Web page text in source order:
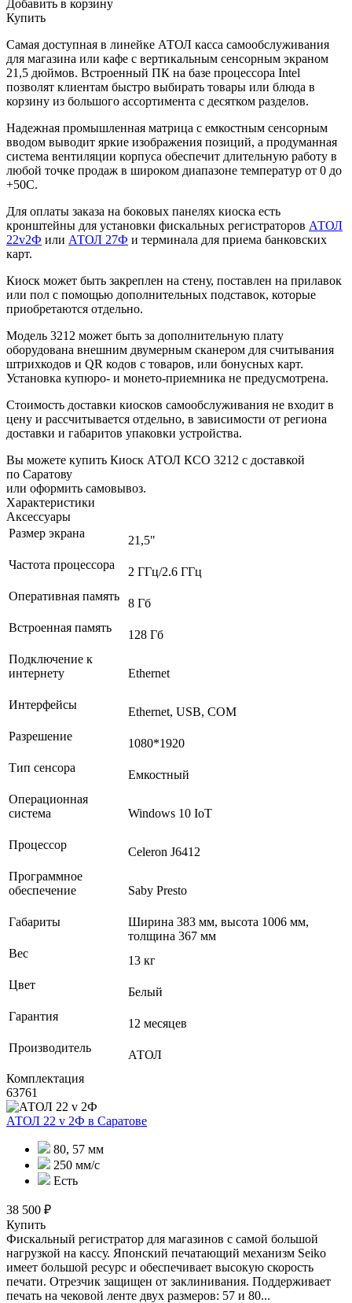
Добавить в корзину
Купить
Самая доступная в линейке АТОЛ касса самообслуживания
для магазина или кафе с вертикальным сенсорным экраном
21,5 дюймов. Встроенный ПК на базе процессора Intel
позволят клиентам быстро выбирать товары или блюда в
корзину из большого ассортимента с десятком разделов.
Надежная промышленная матрица с емкостным сенсорным
вводом выводит яркие изображения позиций, а продуманная
система вентиляции корпуса обеспечит длительную работу в
любой точке продаж в широком диапазоне температур от 0 до
+50С.
Для оплаты заказа на боковых панелях киоска есть
кронштейны для установки фискальных регистраторов АТОЛ
22v2Ф или АТОЛ 27Ф и терминала для приема банковских
карт.
Киоск может быть закреплен на стену, поставлен на прилавок
или пол с помощью дополнительных подставок, которые
приобретаются отдельно.
Модель 3212 может быть за дополнительную плату
оборудована внешним двумерным сканером для считывания
штрихкодов и QR кодов с товаров, или бонусных карт.
Установка купюро- и монето-приемника не предусмотрена.
Стоимость доставки киосков самообслуживания не входит в
цену и рассчитывается отдельно, в зависимости от региона
доставки и габаритов упаковки устройства.
Вы можете купить Киоск АТОЛ КСО 3212 с доставкой
по Саратову
или оформить самовывоз.
Характеристики
Аксессуары
Размер экрана
21,5"
Частота процессора
2 ГГц/2.6 ГГц
Оперативная память
8 Гб
Встроенная память
128 Гб
Подключение к
интернету
Ethernet
Интерфейсы
Ethernet, USB, COM
Разрешение
1080*1920
Тип сенсора
Емкостный
Операционная
система
Windows 10 IoT
Процессор
Celeron J6412
Программное
обеспечение
Saby Presto
Габариты
Ширина 383 мм, высота 1006 мм,
толщина 367 мм
Вес
13 кг
Цвет
Белый
Гарантия
12 месяцев
Производитель
АТОЛ
Комплектация
63761
АТОЛ 22 v 2Ф в Саратове
80, 57 мм
250 мм/с
Есть
38 500 ₽
Купить
Фискальный регистратор для магазинов с самой большой
нагрузкой на кассу. Японский печатающий механизм Seiko
имеет большой ресурс и обеспечивает высокую скорость
печати. Отрезчик защищен от заклинивания. Поддерживает
печать на чековой ленте двух размеров: 57 и 80...